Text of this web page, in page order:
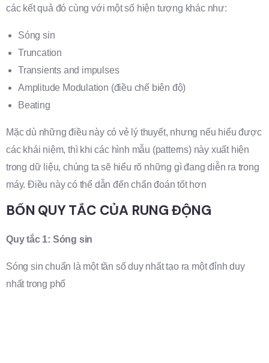
các kết quả đó cùng với một số hiện tượng khác như:
Sóng sin
Truncation
Transients and impulses
Amplitude Modulation (điều chế biên độ)
Beating
Mặc dù những điều này có vẻ lý thuyết, nhưng nếu hiểu được
các khái niệm, thì khi các hình mẫu (patterns) này xuất hiện
trong dữ liệu, chúng ta sẽ hiểu rõ những gì đang diễn ra trong
máy. Điều này có thể dẫn đến chẩn đoán tốt hơn
BỐN QUY TẮC CỦA RUNG ĐỘNG
Quy tắc 1: Sóng sin
Sóng sin chuẩn là một tần số duy nhất tạo ra một đỉnh duy
nhất trong phổ